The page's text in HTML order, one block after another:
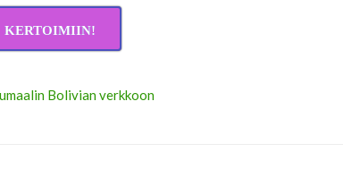
KERTOIMIIN!
Bolivian verkkoon